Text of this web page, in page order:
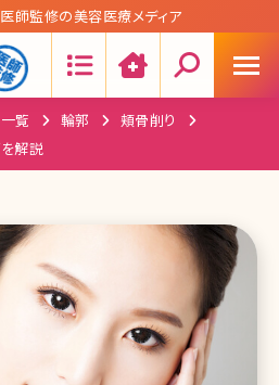
師監修の美容医療メディア
覧 輪郭
頬骨削り
解説